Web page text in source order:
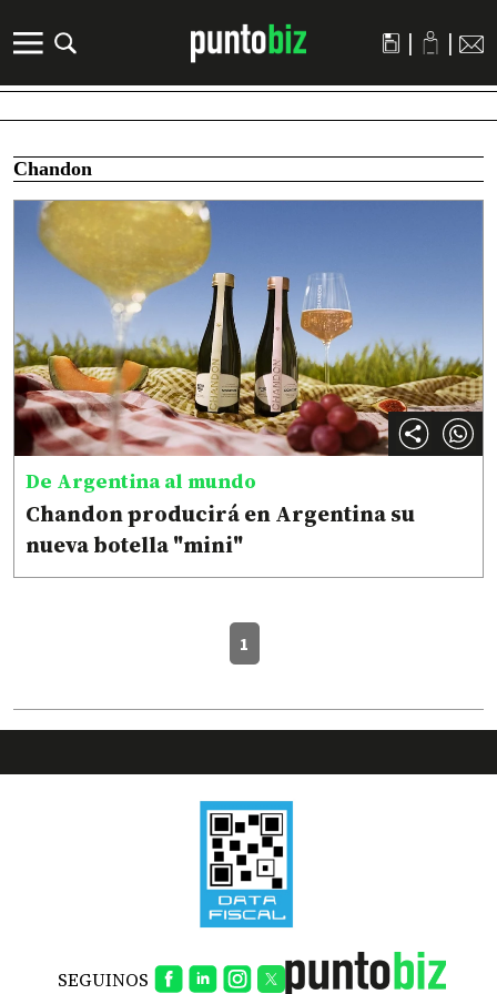
| |
Chandon
De Argentina al mundo
Chandon producirá en Argentina su
nueva botella "mini"
1
SEGUINOS